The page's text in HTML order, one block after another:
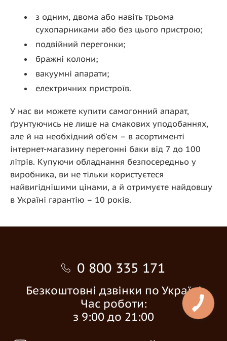
з одним, двома або навіть трьома
сухопарниками або без цього пристрою;
подвійний перегонки;
бражні колони;
вакуумні апарати;
електричних пристроїв.
У нас ви можете купити самогонний апарат,
ґрунтуючись не лише на смакових уподобаннях,
але й на необхідний об'єм – в асортименті
інтернет-магазину перегонні баки від 7 до 100
літрів. Купуючи обладнання безпосередньо у
виробника, ви не тільки користуєтеся
найвигіднішими цінами, а й отримуєте найдовшу
в Україні гарантію – 10 років.
0 800 335 171
Безкоштовні дзвінки по Україні
Час роботи:
з 9:00 до 21:00